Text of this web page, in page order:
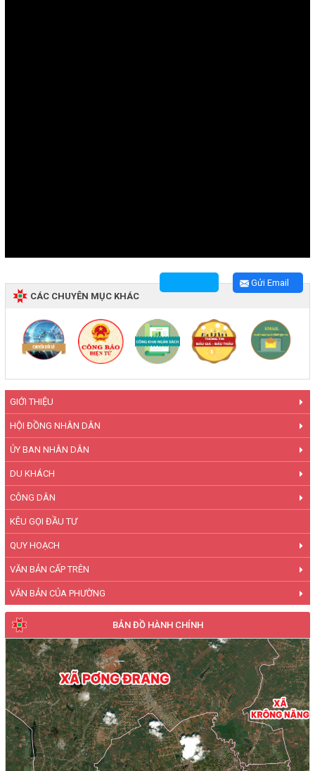
GIỚI THIỆU
HỘI ĐỒNG NHÂN DÂN
ỦY BAN NHÂN DÂN
DU KHÁCH
CÔNG DÂN
KÊU GỌI ĐẦU TƯ
QUY HOẠCH
VĂN BẢN CẤP TRÊN
VĂN BẢN CỦA PHƯỜNG
BẢN ĐỒ HÀNH CHÍNH
Gửi Email
CÁC CHUYÊN MỤC KHÁC